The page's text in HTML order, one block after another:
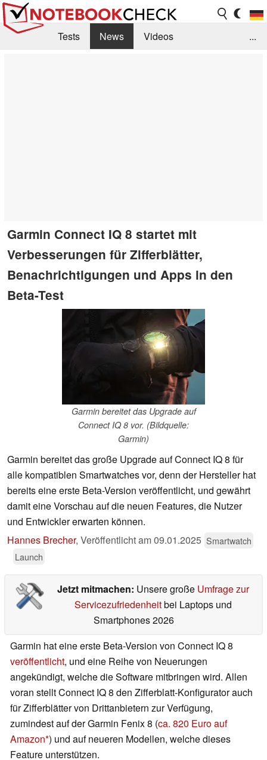
Tests News
Videos
...
Garmin Connect IQ 8 startet mit
Verbesserungen für Zifferblätter,
Benachrichtigungen und Apps in den
Beta-Test
Garmin bereitet das Upgrade auf
Connect IQ 8 vor. (Bildquelle:
Garmin)
Garmin bereitet das große Upgrade auf Connect IQ 8 für
alle kompatiblen Smartwatches vor, denn der Hersteller hat
bereits eine erste Beta-Version veröffentlicht, und gewährt
damit eine Vorschau auf die neuen Features, die Nutzer
und Entwickler erwarten können.
Hannes Brecher, Veröffentlicht am09.01.2025 Smartwatch
Launch
Jetzt mitmachen: Unsere große Umfrage zur
Servicezufriedenheitbei Laptops und
Smartphones 2026
Garmin hat eine erste Beta-Version von Connect IQ 8
veröffentlicht, und eine Reihe von Neuerungen
angekündigt, welche die Software mitbringen wird. Allen
voran stellt Connect IQ 8 den Zifferblatt-Konfigurator auch
für Zifferblätter von Drittanbietern zur Verfügung,
zumindest auf der Garmin Fenix 8 (ca. 820 Euro auf
Amazon ) und auf neueren Modellen, welche dieses
Feature unterstützen.